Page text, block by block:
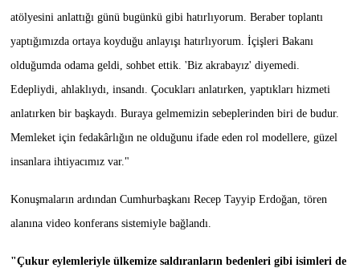
atölyesini anlattığı günü bugünkü gibi hatırlıyorum. Beraber toplantı
yaptığımızda ortaya koyduğu anlayışı hatırlıyorum. İçişleri Bakanı
olduğumda odama geldi, sohbet ettik. 'Biz akrabayız' diyemedi.
Edepliydi, ahlaklıydı, insandı. Çocukları anlatırken, yaptıkları hizmeti
anlatırken bir başkaydı. Buraya gelmemizin sebeplerinden biri de budur.
Memleket için fedakârlığın ne olduğunu ifade eden rol modellere, güzel
insanlara ihtiyacımız var."
Konuşmaların ardından Cumhurbaşkanı Recep Tayyip Erdoğan, tören
alanına video konferans sistemiyle bağlandı.
"Çukur eylemleriyle ülkemize saldıranların bedenleri gibi isimleri de